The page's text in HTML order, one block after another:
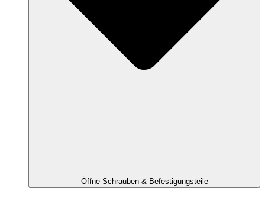
Öffne Schrauben & Befestigungsteile